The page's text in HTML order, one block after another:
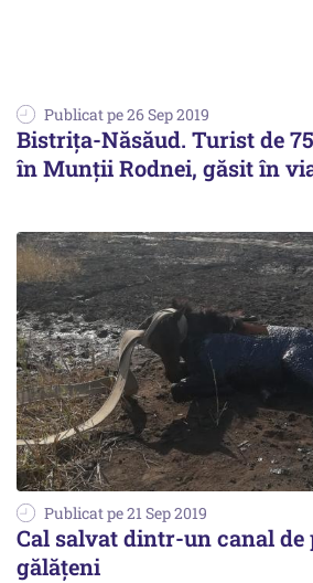
Publicat pe 26 Sep 2019
Bistriţa-Năsăud. Turist de
în Munţii Rodnei, găsit în
Publicat pe 21 Sep 2019
Cal salvat dintr-un canal
gălăţeni